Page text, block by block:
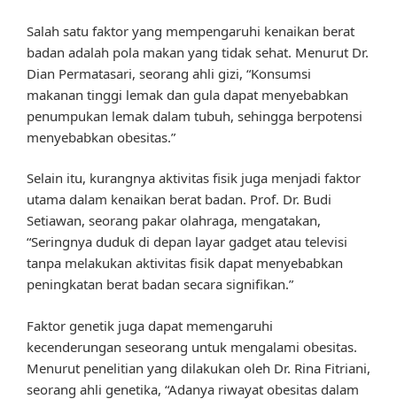
Salah satu faktor yang mempengaruhi kenaikan berat
badan adalah pola makan yang tidak sehat. Menurut Dr.
Dian Permatasari, seorang ahli gizi, “Konsumsi
makanan tinggi lemak dan gula dapat menyebabkan
penumpukan lemak dalam tubuh, sehingga berpotensi
menyebabkan obesitas.”
Selain itu, kurangnya aktivitas fisik juga menjadi faktor
utama dalam kenaikan berat badan. Prof. Dr. Budi
Setiawan, seorang pakar olahraga, mengatakan,
“Seringnya duduk di depan layar gadget atau televisi
tanpa melakukan aktivitas fisik dapat menyebabkan
peningkatan berat badan secara signifikan.”
Faktor genetik juga dapat memengaruhi
kecenderungan seseorang untuk mengalami obesitas.
Menurut penelitian yang dilakukan oleh Dr. Rina Fitriani,
seorang ahli genetika, “Adanya riwayat obesitas dalam